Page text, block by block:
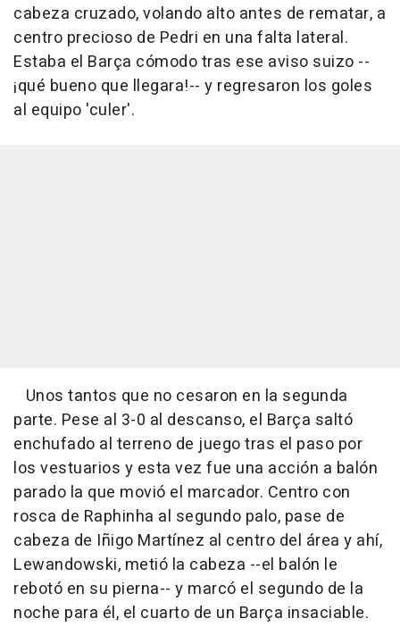
cabeza cruzado, volando alto antes de rematar, a
centro precioso de Pedri en una falta lateral.
Estaba el Barça cómodo tras ese aviso suizo --
¡qué bueno que llegara!-- y regresaron los goles
al equipo 'culer'.
Unos tantos que no cesaron en la segunda
parte. Pese al 3-0 al descanso, el Barça saltó
enchufado al terreno de juego tras el paso por
los vestuarios y esta vez fue una acción a balón
parado la que movió el marcador. Centro con
rosca de Raphinha al segundo palo, pase de
cabeza de Iñigo Martínez al centro del área y ahí,
Lewandowski, metió la cabeza --el balón le
rebotó en su pierna-- y marcó el segundo de la
noche para él, el cuarto de un Barça insaciable.